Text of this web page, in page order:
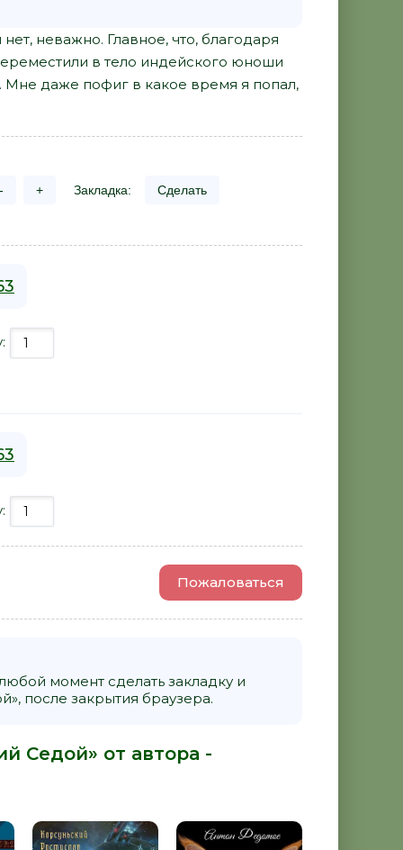
неважно. Главное, что, благодаря
в тело индейского юноши
Мне даже пофиг в какое время я попал,
- + Закладка: Сделать
Пожаловаться
момент сделать закладку и
после закрытия браузера.
Седой» от автора -